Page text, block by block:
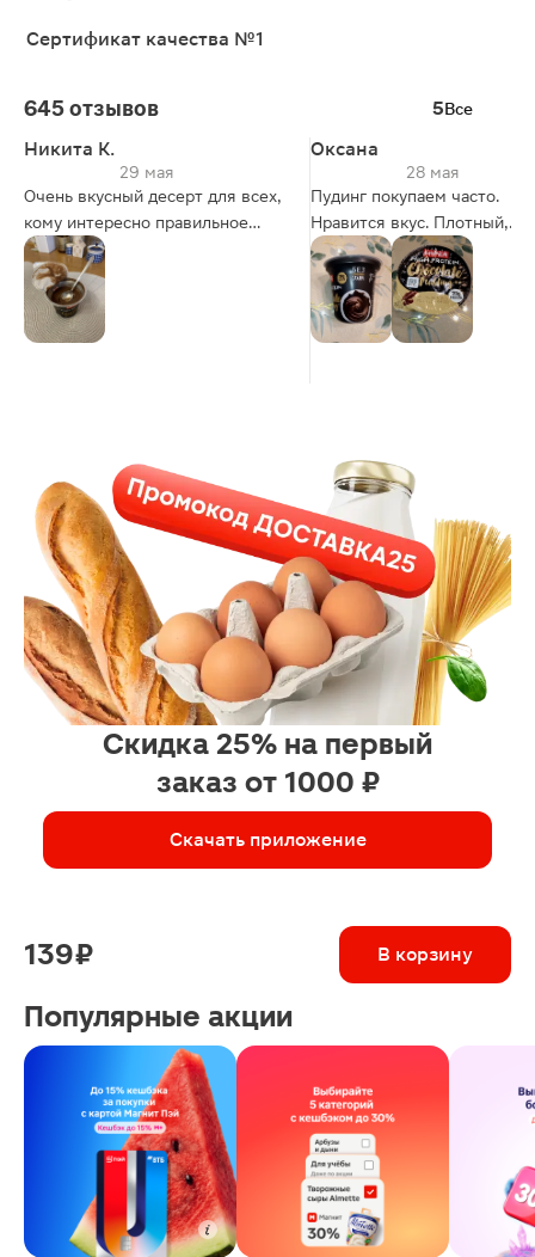
Сертификат качества №1
645 отзывов 5Все
Никита К.
29 мая
Очень вкусный десерт для всех,
кому интересно правильное
питание
Оксана
28 мая
Пудинг покупаем часто.
Нравится вкус. Плотный,
кремообразный, почти
несладкий.
Скидка 25% на первый
заказ от 1000 ₽
Скачать приложение
139 ₽ В корзину
Популярные акции